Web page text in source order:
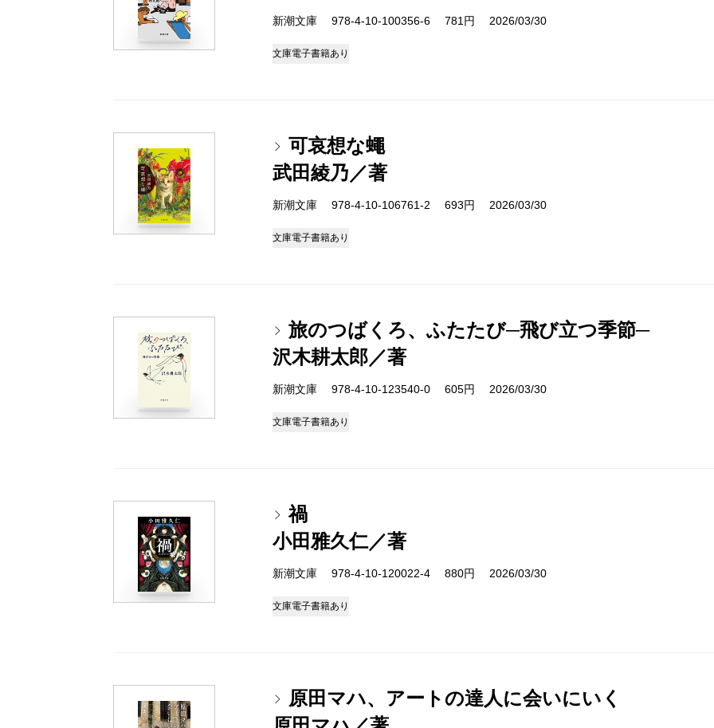
新潮文庫 978-4-10-100356-6 781円 2026/03/30
文庫電子書籍あり
可哀想な蠅
武田綾乃／著
新潮文庫 978-4-10-106761-2 693円 2026/03/30
文庫電子書籍あり
旅のつばくろ、ふたたび─飛び立つ季節─
沢木耕太郎／著
新潮文庫 978-4-10-123540-0 605円 2026/03/30
文庫電子書籍あり
禍
小田雅久仁／著
新潮文庫 978-4-10-120022-4 880円 2026/03/30
文庫電子書籍あり
原田マハ、アートの達人に会いにいく